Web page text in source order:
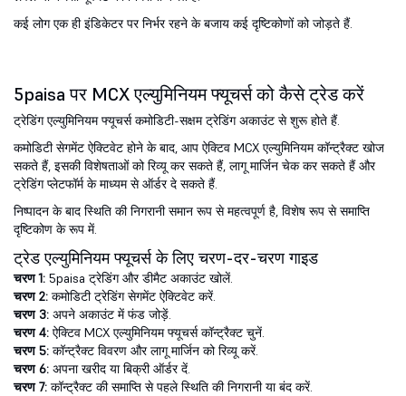
कई लोग एक ही इंडिकेटर पर निर्भर रहने के बजाय कई दृष्टिकोणों को जोड़ते हैं.
5paisa पर MCX एल्युमिनियम फ्यूचर्स को कैसे ट्रेड करें
ट्रेडिंग एल्युमिनियम फ्यूचर्स कमोडिटी-सक्षम ट्रेडिंग अकाउंट से शुरू होते हैं.
कमोडिटी सेगमेंट ऐक्टिवेट होने के बाद, आप ऐक्टिव MCX एल्युमिनियम कॉन्ट्रैक्ट खोज
सकते हैं, इसकी विशेषताओं को रिव्यू कर सकते हैं, लागू मार्जिन चेक कर सकते हैं और
ट्रेडिंग प्लेटफॉर्म के माध्यम से ऑर्डर दे सकते हैं.
निष्पादन के बाद स्थिति की निगरानी समान रूप से महत्वपूर्ण है, विशेष रूप से समाप्ति
दृष्टिकोण के रूप में.
ट्रेड एल्युमिनियम फ्यूचर्स के लिए चरण-दर-चरण गाइड
चरण 1: 5paisa ट्रेडिंग और डीमैट अकाउंट खोलें.
चरण 2: कमोडिटी ट्रेडिंग सेगमेंट ऐक्टिवेट करें.
चरण 3: अपने अकाउंट में फंड जोड़ें.
चरण 4: ऐक्टिव MCX एल्युमिनियम फ्यूचर्स कॉन्ट्रैक्ट चुनें.
चरण 5: कॉन्ट्रैक्ट विवरण और लागू मार्जिन को रिव्यू करें.
चरण 6: अपना खरीद या बिक्री ऑर्डर दें.
चरण 7: कॉन्ट्रैक्ट की समाप्ति से पहले स्थिति की निगरानी या बंद करें.